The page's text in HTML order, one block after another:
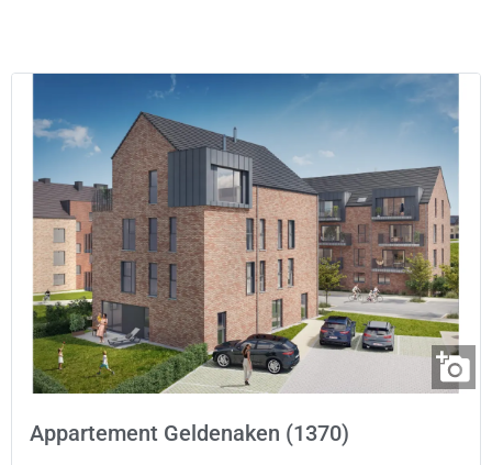
Appartement Geldenaken (1370)